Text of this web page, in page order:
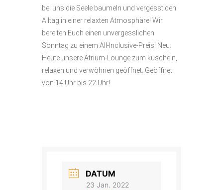
bei uns die Seele baumeln und vergesst den
Alltag in einer relaxten Atmosphäre! Wir
bereiten Euch einen unvergesslichen
Sonntag zu einem All-Inclusive-Preis! Neu:
Heute unsere Atrium-Lounge zum kuscheln,
relaxen und verwöhnen geöffnet. Geöffnet
von 14 Uhr bis 22 Uhr!
DATUM
23 Jan. 2022